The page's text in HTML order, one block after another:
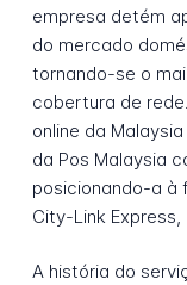
empresa detém
do mercado
tornando-se o
cobertura de
online da
da Pos Malaysia
posicionando-a à
City-Link Express,
A história do